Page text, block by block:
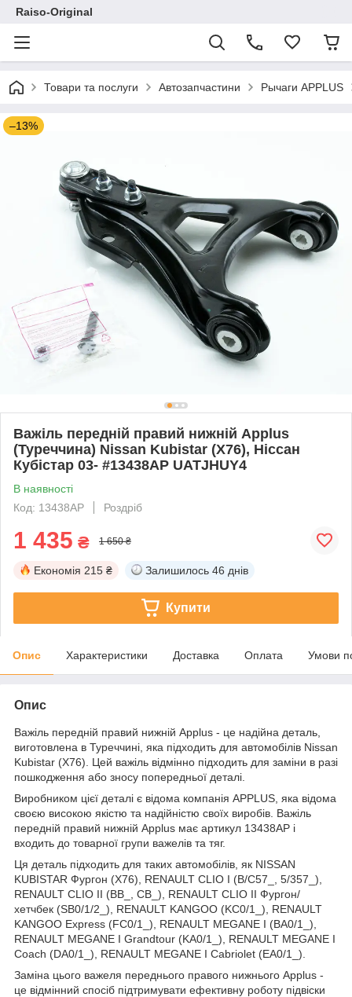
Raiso-Original
Товари та послуги Автозапчастини Рычаги APPLUS
–13%
Важіль передній правий нижній Applus
(Туреччина) Nissan Kubistar (X76), Ніссан
Кубістар 03- #13438AP UATJHUY4
В наявності
Код: 13438AP
Роздріб
1 435 ₴ 1 650 ₴
Економія 215 ₴ Залишилось 46 днів
Купити
Опис Характеристики Доставка Оплата Умови
Опис
Важіль передній правий нижній Applus - це надійна деталь,
виготовлена в Туреччині, яка підходить для автомобілів Nissan
Kubistar (X76). Цей важіль відмінно підходить для заміни в разі
пошкодження або зносу попередньої деталі.
Виробником цієї деталі є відома компанія APPLUS, яка відома
своєю високою якістю та надійністю своїх виробів. Важіль
передній правий нижній Applus має артикул 13438AP і
входить до товарної групи важелів та тяг.
Ця деталь підходить для таких автомобілів, як NISSAN
KUBISTAR Фургон (X76), RENAULT CLIO I (B/C57_, 5/357_),
RENAULT CLIO II (BB_, CB_), RENAULT CLIO II Фургон/
хетчбек (SB0/1/2_), RENAULT KANGOO (KC0/1_), RENAULT
KANGOO Express (FC0/1_), RENAULT MEGANE I (BA0/1_),
RENAULT MEGANE I Grandtour (KA0/1_), RENAULT MEGANE I
Coach (DA0/1_), RENAULT MEGANE I Cabriolet (EA0/1_).
Заміна цього важеля переднього правого нижнього Applus -
це відмінний спосіб підтримувати ефективну роботу підвіски